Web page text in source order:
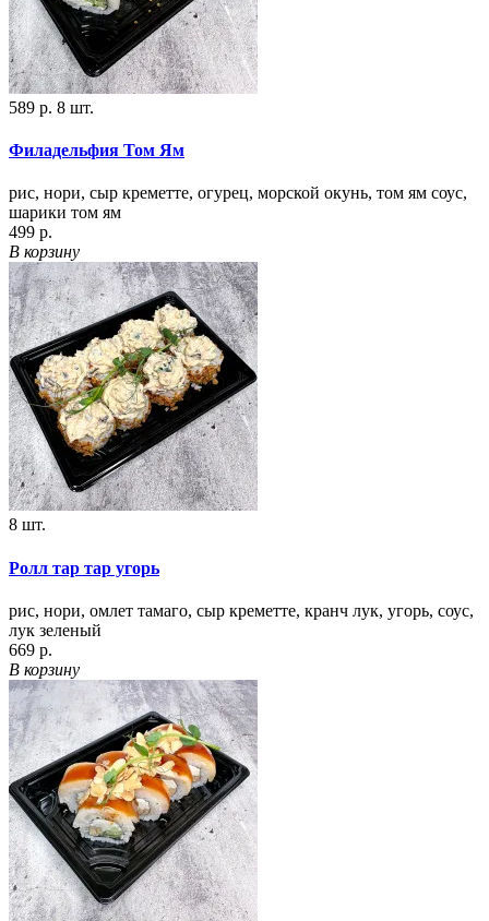
589 р. 8 шт.
Филадельфия Том Ям
рис, нори, сыр креметте, огурец, морской окунь, том ям соус,
шарики том ям
499 р.
В корзину
8 шт.
Ролл тар тар угорь
рис, нори, омлет тамаго, сыр креметте, кранч лук, угорь, соус,
лук зеленый
669 р.
В корзину